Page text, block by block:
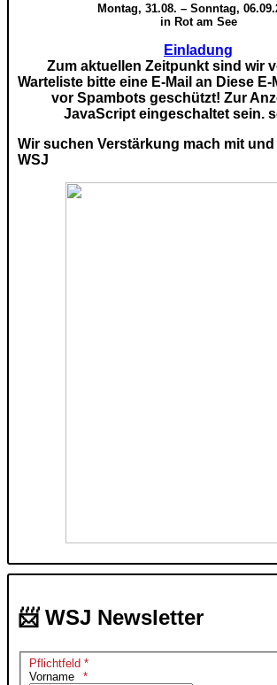
Montag, 31.08. – Sonntag,
in Rot am See
Einladung
Zum aktuellen Zeitpunkt sind wir
Warteliste bitte eine E-Mail an Diese
vor Spambots geschützt! Zur
JavaScript eingeschaltet sein.
Wir suchen Verstärkung mach mit und
WSJ
📨 WSJ Newsletter
Pflichtfeld *
Vorname